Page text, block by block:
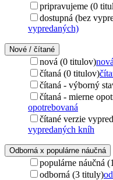
pripravujeme (0
dostupná (bez
vypredaných)
Nové / čítané
nová (0 titulov)nová
čítaná (0 titulov)
čítaná - výborný
čítaná - mierne
opotrebovaná
čítané verzie
vypredaných kníh
Odborná x populárne náučná
populárne náučná
odborná (3 tituly)